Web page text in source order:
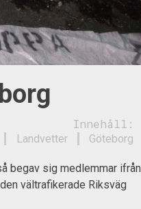
Innehåll:
Göteborg
Landvetter
begav sig medlemmar ifrån
vältrafikerade Riksväg